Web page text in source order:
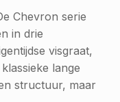
Chevron serie
in drie
visgraat,
lange
structuur, maar